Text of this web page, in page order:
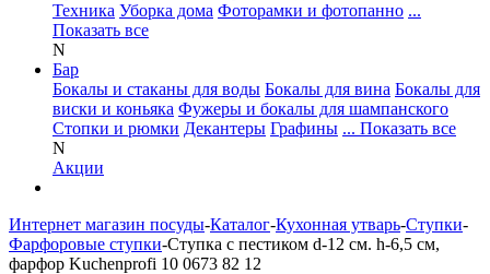
Техника Уборка дома Фоторамки и фотопанно ...
Показать все
N
Бар
Бокалы и стаканы для воды Бокалы для вина Бокалы для
виски и коньяка Фужеры и бокалы для шампанского
Стопки и рюмки Декантеры Графины ... Показать все
N
Акции
Интернет магазин посуды-Каталог-Кухонная утварь-Ступки-
Фарфоровые ступки-Ступка с пестиком d-12 см. h-6,5 см,
фарфор Kuchenprofi 10 0673 82 12